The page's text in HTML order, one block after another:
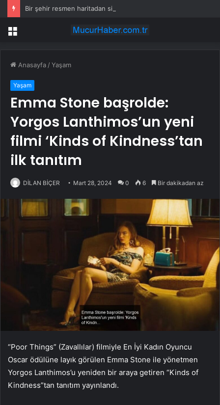
Bir şehir resmen haritadan silindi: Halk tahliye edildi
Menü
Anasayfa /Yaşam
Yaşam
Emma Stone başrolde:
Yorgos Lanthimos’un yeni
filmi ‘Kinds of Kindness’tan
ilk tanıtım
DİLAN BİÇER Mart 28, 2024 0 6 Bir dakikadan az
“Poor Things” (Zavallılar) filmiyle En İyi Kadın Oyuncu
Oscar ödülüne layık görülen Emma Stone ile yönetmen
Yorgos Lanthimos’u yeniden bir araya getiren “Kinds of
Kindness”tan tanıtım yayınlandı.